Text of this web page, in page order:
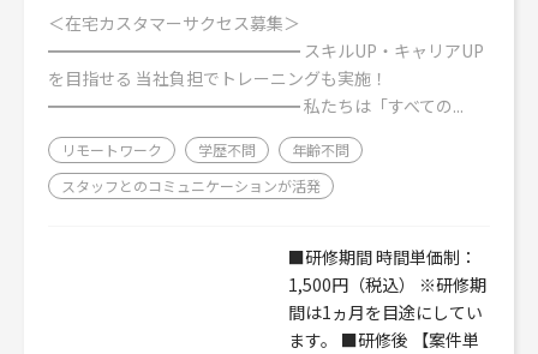
＜在宅カスタマーサクセス募集＞
━━━━━━━━━━━━━━━ スキルUP・キャリアUP
を目指せる 当社負担でトレーニングも実施！
━━━━━━━━━━━━━━━ 私たちは「すべての...
リモートワーク 学歴不問
年齢不問
スタッフとのコミュニケーションが活発
■研修期間 時間単価制：
1,500円（税込） ※研修期
間は1ヵ月を目途にしてい
ます。 ■研修後 【案件単